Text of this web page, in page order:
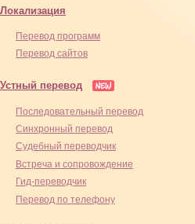
Локализация
Перевод программ
Перевод сайтов
Устный перевод
Последовательный перевод
Синхронный перевод
Cудебный переводчик
Встреча и сопровождение
Гид-переводчик
Перевод по телефону